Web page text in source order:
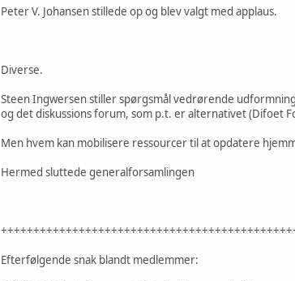
Peter V. Johansen stillede op og blev valgt med applaus.
Diverse.
Steen Ingwersen stiller spørgsmål vedrørende
og det diskussions forum, som p.t. er alternativet (Difoet
Men hvem kan mobilisere ressourcer til at opdatere
Hermed sluttede generalforsamlingen
Efterfølgende snak blandt medlemmer: